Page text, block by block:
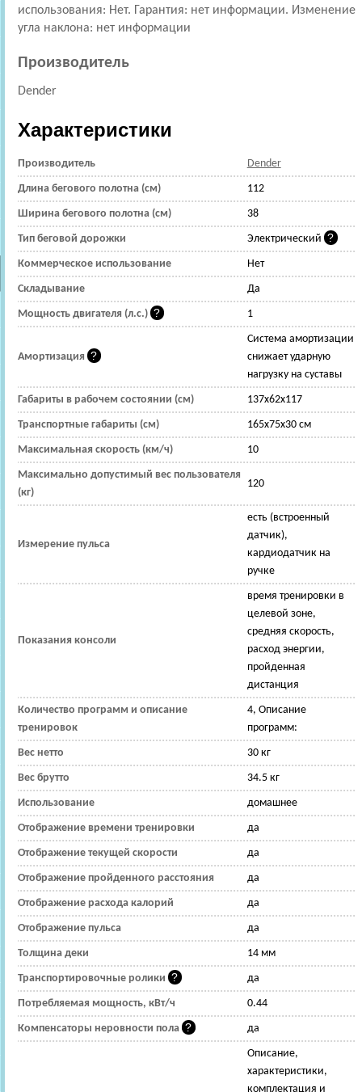
использования: Нет. Гарантия: нет информации. Изменение
угла наклона: нет информации
Производитель
Dender
Характеристики
Производитель Dender
Длина бегового полотна (см) 112
Ширина бегового полотна (см) 38
Тип беговой дорожки Электрический
Коммерческое использование Нет
Складывание Да
Мощность двигателя (л.с.) 1
Амортизация
Cистема амортизации
снижает ударную
нагрузку на суставы
Габариты в рабочем состоянии (см) 137x62x117
Транспортные габариты (см) 165x75x30 см
Максимальная скорость (км/ч) 10
Максимально допустимый вес пользователя
(кг)
120
Измерение пульса
есть (встроенный
датчик),
кардиодатчик на
ручке
Показания консоли
время тренировки в
целевой зоне,
средняя скорость,
расход энергии,
пройденная
дистанция
Количество программ и описание
тренировок
4, Описание
программ:
Вес нетто 30 кг
Вес брутто 34.5 кг
Использование домашнее
Отображение времени тренировки да
Отображение текущей скорости да
Отображение пройденного расстояния да
Отображение расхода калорий да
Отображение пульса да
Толщина деки 14 мм
Транспортировочные ролики да
Потребляемая мощность, кВт/ч 0.44
Компенсаторы неровности пола да
Описание,
характеристики,
комплектация и